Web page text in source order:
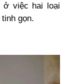
ở việc hai loại
gọn.